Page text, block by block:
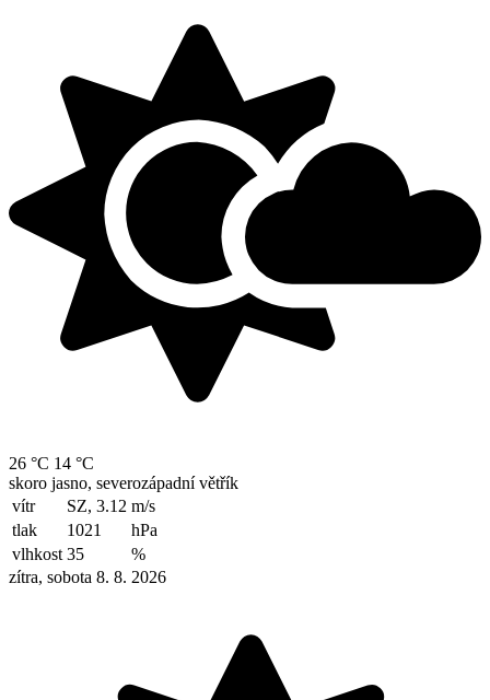
26 °C 14 °C
skoro jasno, severozápadní větřík
vítr
SZ, 3.12 m/s
tlak
1021
hPa
vlhkost 35
%
zítra, sobota 8. 8. 2026